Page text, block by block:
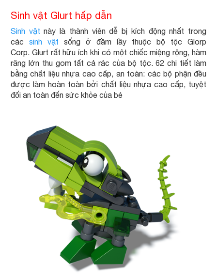
Sinh vật Glurt hấp dẫn
Sinh vậtnày là thành viên dễ bị kích động nhất trong
các sinh vật sống ở đầm lầy thuộc bộ tộc Glorp
Corp. Glurt rất hữu ích khi có một chiếc miệng rộng, hàm
răng lớn thu gom tất cả rác của bộ tộc. 62 chi tiết làm
bằng chất liệu nhựa cao cấp, an toàn: các bộ phận đều
được làm hoàn toàn bởi chất liệu nhựa cao cấp, tuyệt
đối an toàn đến sức khỏe của bé